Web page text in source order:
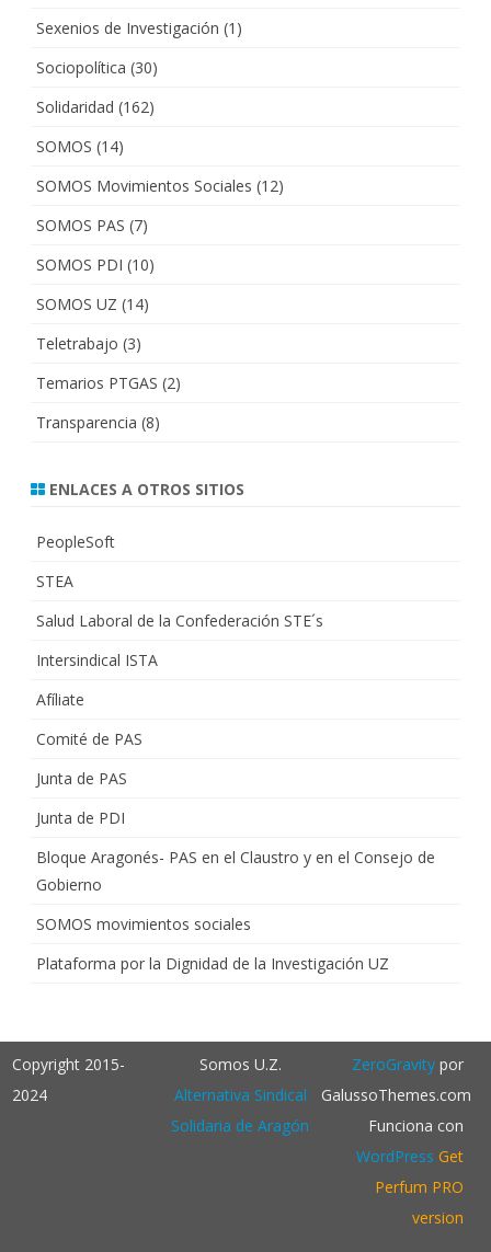
Sexenios de Investigación (1)
Sociopolítica (30)
Solidaridad (162)
SOMOS (14)
SOMOS Movimientos Sociales (12)
SOMOS PAS (7)
SOMOS PDI (10)
SOMOS UZ (14)
Teletrabajo (3)
Temarios PTGAS (2)
Transparencia (8)
ENLACES A OTROS SITIOS
PeopleSoft
STEA
Salud Laboral de la Confederación STE´s
Intersindical ISTA
Afíliate
Comité de PAS
Junta de PAS
Junta de PDI
Bloque Aragonés- PAS en el Claustro y en el Consejo de
Gobierno
SOMOS movimientos sociales
Plataforma por la Dignidad de la Investigación UZ
Copyright 2015-
2024
Somos U.Z.
Alternativa Sindical
Solidaria de Aragón
ZeroGravitypor
GalussoThemes.com
Funciona con
WordPress Get
Perfum PRO
version